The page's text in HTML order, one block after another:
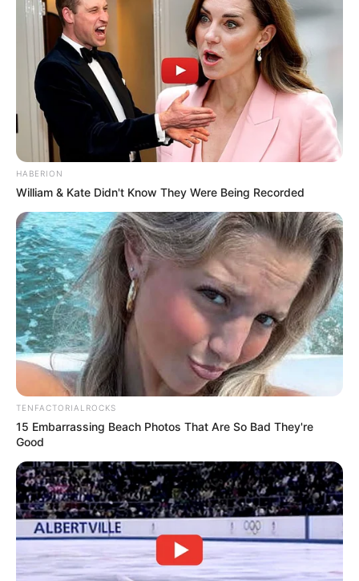
HABERION
William & Kate Didn't Know They Were Being Recorded
TENFACTORIALROCKS
15 Embarrassing Beach Photos That Are So Bad They're
Good